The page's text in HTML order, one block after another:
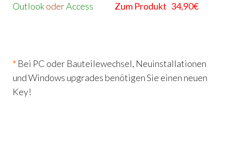
OutlookoderAccess Zum Produkt 34,90€
* Bei PC oder Bauteilewechsel, Neuinstallationen
und Windows upgrades benötigen Sie einen neuen
Key!